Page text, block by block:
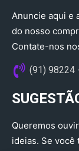
Anuncie aqui e
do nosso
Contate-nos
(91) 98224
Queremos
ideias. Se você